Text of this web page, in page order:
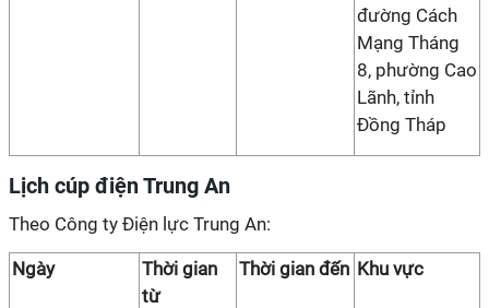
đường Cách
Mạng Tháng
8, phường Cao
Lãnh, tỉnh
Đồng Tháp
Lịch cúp điện Trung An
Theo Công ty Điện lực Trung An:
Ngày
Thời gian
từ
Thời gian đến Khu vực